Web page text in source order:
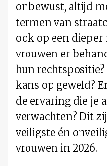
onbewust, altijd
termen van
ook op een dieper
vrouwen er
hun rechtspositie?
kans op geweld?
de ervaring die je
verwachten? Dit
veiligste én
vrouwen in 2026.